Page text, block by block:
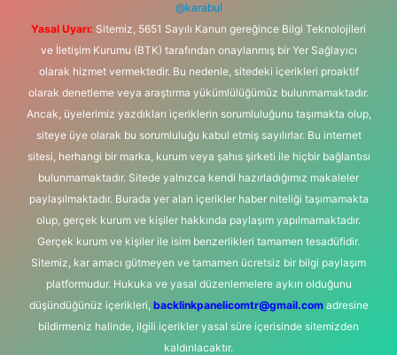
@karabul
Yasal Uyarı: Sitemiz, 5651 Sayılı Kanun gereğince Bilgi Teknolojileri
ve İletişim Kurumu (BTK) tarafından onaylanmış bir Yer Sağlayıcı
olarak hizmet vermektedir. Bu nedenle, sitedeki içerikleri proaktif
olarak denetleme veya araştırma yükümlülüğümüz bulunmamaktadır.
Ancak, üyelerimiz yazdıkları içeriklerin sorumluluğunu taşımakta olup,
siteye üye olarak bu sorumluluğu kabul etmiş sayılırlar. Bu internet
sitesi, herhangi bir marka, kurum veya şahıs şirketi ile hiçbir bağlantısı
bulunmamaktadır. Sitede yalnızca kendi hazırladığımız makaleler
paylaşılmaktadır. Burada yer alan içerikler haber niteliği taşımamakta
olup, gerçek kurum ve kişiler hakkında paylaşım yapılmamaktadır.
Gerçek kurum ve kişiler ile isim benzerlikleri tamamen tesadüfidir.
Sitemiz, kar amacı gütmeyen ve tamamen ücretsiz bir bilgi paylaşım
platformudur. Hukuka ve yasal düzenlemelere aykırı olduğunu
düşündüğünüz içerikleri, backlinkpanelicomtr@gmail.comadresine
bildirmeniz halinde, ilgili içerikler yasal süre içerisinde sitemizden
kaldırılacaktır.